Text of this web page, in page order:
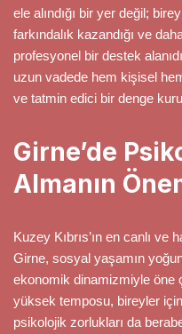
ele alındığı bir yer değil;
farkındalık kazandığı ve
profesyonel bir destek
uzun vadede hem kişisel
ve tatmin edici bir denge
Girne’de
Almanın
Kuzey Kıbrıs’ın en canlı
Girne, sosyal yaşamın
ekonomik dinamizmiyle öne
yüksek temposu, bireyler
psikolojik zorlukları da